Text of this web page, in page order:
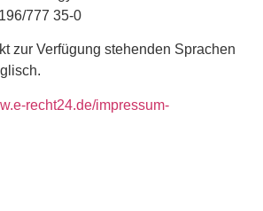
777 35-0
zur Verfügung stehenden Sprachen
recht24.de/impressum-